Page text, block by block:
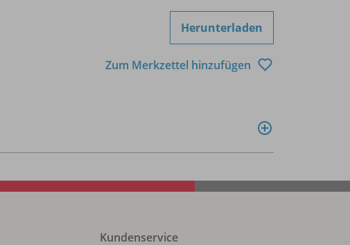
Herunterladen
Zum Merkzettel hinzufügen
Kundenservice